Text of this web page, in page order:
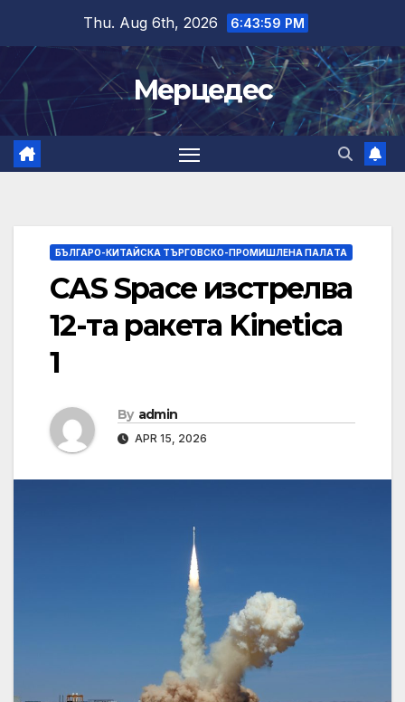
content
Thu. Aug 6th, 2026 6:44:00 PM
Мерцедес
БЪЛГАРО-КИТАЙСКА ТЪРГОВСКО-ПРОМИШЛЕНА ПАЛAТА
CAS Space изстрелва
12-та ракета Kinetica
1
By admin
APR 15, 2026